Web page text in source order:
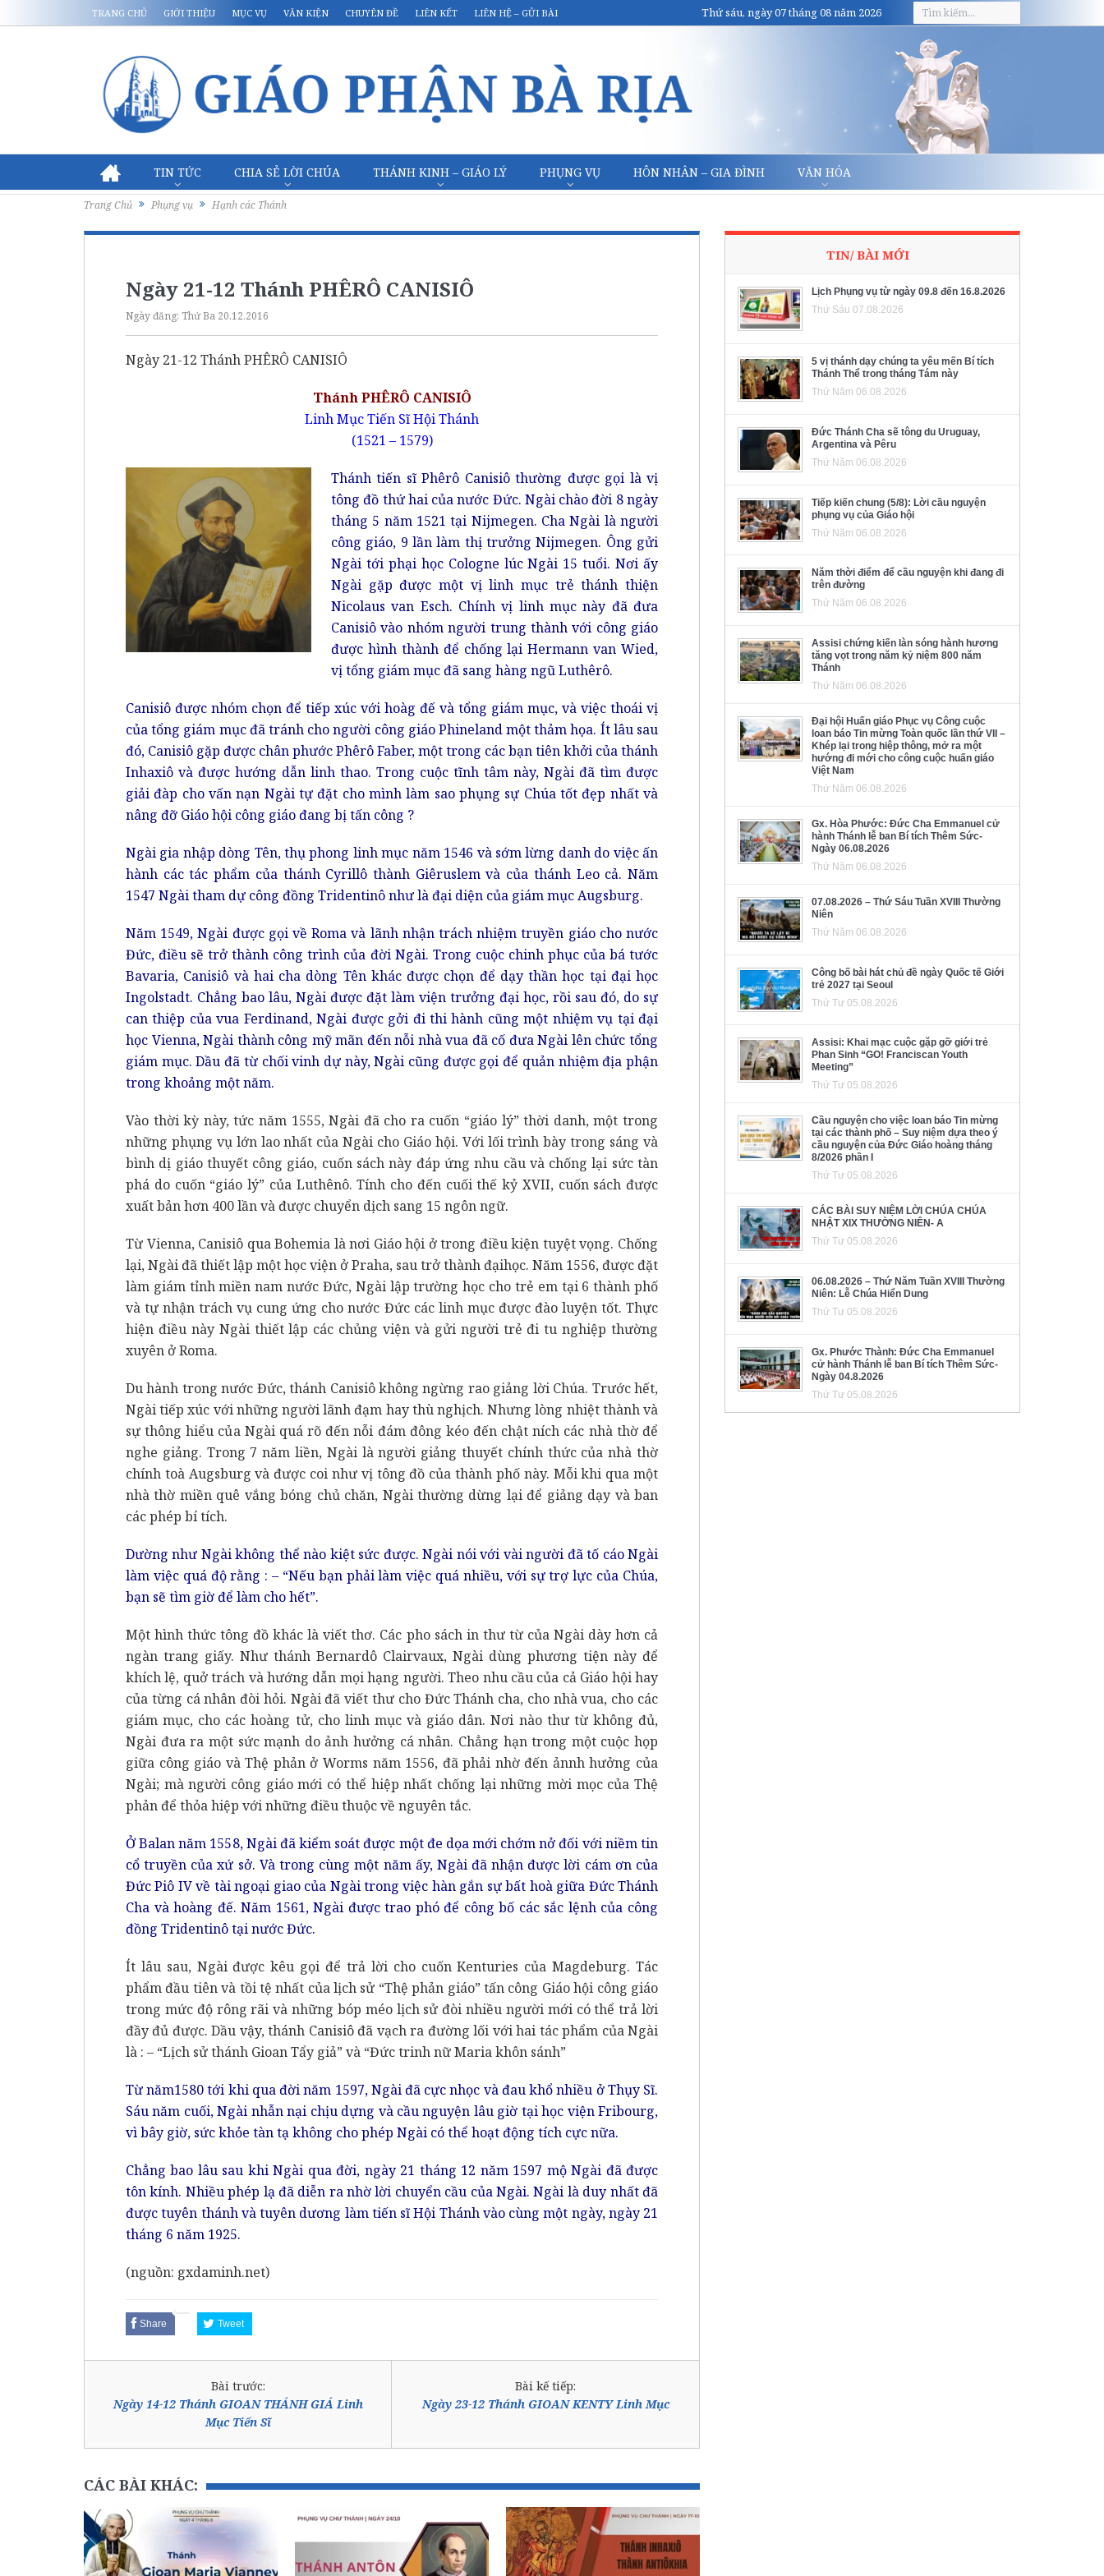
TRANG CHỦ GIỚI THIỆU MỤC VỤ VĂN KIỆN CHUYÊN ĐỀ LIÊN KẾT LIÊN HỆ – GỬI BÀI Thứ sáu, ngày 07 tháng 08 năm 2026
TIN TỨC CHIA SẺ LỜI CHÚA THÁNH KINH – GIÁO LÝ PHỤNG VỤ HÔN NHÂN – GIA ĐÌNH VĂN HÓA
Trang Chủ Phụng vụ Hạnh các Thánh
Ngày 21-12 Thánh PHÊRÔ CANISIÔ
Ngày đăng: Thứ Ba 20.12.2016
Ngày 21-12 Thánh PHÊRÔ CANISIÔ
Thánh PHÊRÔ CANISIÔ
Linh Mục Tiến Sĩ Hội Thánh
(1521 – 1579)
Thánh tiến sĩ Phêrô Canisiô thường được gọi là vị
tông đồ thứ hai của nước Đức. Ngài chào đời 8 ngày
tháng 5 năm 1521 tại Nijmegen. Cha Ngài là người
công giáo, 9 lần làm thị trưởng Nijmegen. Ông gửi
Ngài tới phại học Cologne lúc Ngài 15 tuổi. Nơi ấy
Ngài gặp được một vị linh mục trẻ thánh thiện
Nicolaus van Esch. Chính vị linh mục này đã đưa
Canisiô vào nhóm người trung thành với công giáo
được hình thành để chống lại Hermann van Wied,
vị tổng giám mục đã sang hàng ngũ Luthêrô.
Canisiô được nhóm chọn để tiếp xúc với hoàg đế và tổng giám mục, và việc thoái vị
của tổng giám mục đã tránh cho người công giáo Phineland một thảm họa. Ít lâu sau
đó, Canisiô gặp được chân phước Phêrô Faber, một trong các bạn tiên khởi của thánh
Inhaxiô và được hướng dẫn linh thao. Trong cuộc tĩnh tâm này, Ngài đã tìm được
giải đàp cho vấn nạn Ngài tự đặt cho mình làm sao phụng sự Chúa tốt đẹp nhất và
nâng đỡ Giáo hội công giáo đang bị tấn công ?
Ngài gia nhập dòng Tên, thụ phong linh mục năm 1546 và sớm lừng danh do việc ấn
hành các tác phẩm của thánh Cyrillô thành Giêruslem và của thánh Leo cả. Năm
1547 Ngài tham dự công đồng Tridentinô như là đại diện của giám mục Augsburg.
Năm 1549, Ngài được gọi về Roma và lãnh nhận trách nhiệm truyền giáo cho nước
Đức, điều sẽ trở thành công trình của đời Ngài. Trong cuộc chinh phục của bá tước
Bavaria, Canisiô và hai cha dòng Tên khác được chọn để dạy thần học tại đại học
Ingolstadt. Chẳng bao lâu, Ngài được đặt làm viện trưởng đại học, rồi sau đó, do sự
can thiệp của vua Ferdinand, Ngài được gởi đi thi hành cũng một nhiệm vụ tại đại
học Vienna, Ngài thành công mỹ mãn đến nỗi nhà vua đã cố đưa Ngài lên chức tổng
giám mục. Dầu đã từ chối vinh dự này, Ngài cũng được gọi để quản nhiệm địa phận
trong khoảng một năm.
Vào thời kỳ này, tức năm 1555, Ngài đã cho ra cuốn “giáo lý” thời danh, một trong
những phụng vụ lớn lao nhất của Ngài cho Giáo hội. Với lối trình bày trong sáng và
bình dị giáo thuyết công giáo, cuốn sách này đáp ứng nhu cầu và chống lại sức tàn
phá do cuốn “giáo lý” của Luthênô. Tính cho đến cuối thế kỷ XVII, cuốn sách được
xuất bản hơn 400 lần và được chuyển dịch sang 15 ngôn ngữ.
Từ Vienna, Canisiô qua Bohemia là nơi Giáo hội ở trong điều kiện tuyệt vọng. Chống
lại, Ngài đã thiết lập một học viện ở Praha, sau trở thành đạihọc. Năm 1556, được đặt
làm giám tỉnh miền nam nước Đức, Ngài lập trường học cho trẻ em tại 6 thành phố
và tự nhận trách vụ cung ứng cho nước Đức các linh mục được đào luyện tốt. Thực
hiện điều này Ngài thiết lập các chủng viện và gửi người trẻ đi tu nghiệp thường
xuyên ở Roma.
Du hành trong nước Đức, thánh Canisiô không ngừng rao giảng lời Chúa. Trước hết,
Ngài tiếp xúc với những người lãnh đạm hay thù nghịch. Nhưng lòng nhiệt thành và
sự thông hiểu của Ngài quá rõ đến nỗi đám đông kéo đến chật ních các nhà thờ để
nghe giảng. Trong 7 năm liền, Ngài là người giảng thuyết chính thức của nhà thờ
chính toà Augsburg và được coi như vị tông đồ của thành phố này. Mỗi khi qua một
nhà thờ miền quê vắng bóng chủ chăn, Ngài thường dừng lại để giảng dạy và ban
các phép bí tích.
Dường như Ngài không thể nào kiệt sức được. Ngài nói với vài người đã tố cáo Ngài
làm việc quá độ rằng : – “Nếu bạn phải làm việc quá nhiều, với sự trợ lực của Chúa,
bạn sẽ tìm giờ để làm cho hết”.
Một hình thức tông đồ khác là viết thơ. Các pho sách in thư từ của Ngài dày hơn cả
ngàn trang giấy. Như thánh Bernardô Clairvaux, Ngài dùng phương tiện này để
khích lệ, quở trách và hướng dẫn mọi hạng người. Theo nhu cầu của cả Giáo hội hay
của từng cá nhân đòi hỏi. Ngài đã viết thư cho Đức Thánh cha, cho nhà vua, cho các
giám mục, cho các hoàng tử, cho linh mục và giáo dân. Nơi nào thư từ không đủ,
Ngài đưa ra một sức mạnh do ảnh hưởng cá nhân. Chẳng hạn trong một cuộc họp
giữa công giáo và Thệ phản ở Worms năm 1556, đã phải nhờ đến ảnnh hưởng của
Ngài; mà người công giáo mới có thể hiệp nhất chống lại những mời mọc của Thệ
phản để thỏa hiệp với những điều thuộc về nguyên tắc.
Ở Balan năm 1558, Ngài đã kiểm soát được một đe dọa mới chớm nở đối với niềm tin
cổ truyền của xứ sở. Và trong cùng một năm ấy, Ngài đã nhận được lời cám ơn của
Đức Piô IV về tài ngoại giao của Ngài trong việc hàn gắn sự bất hoà giữa Đức Thánh
Cha và hoàng đế. Năm 1561, Ngài được trao phó để công bố các sắc lệnh của công
đồng Tridentinô tại nước Đức.
Ít lâu sau, Ngài được kêu gọi để trả lời cho cuốn Kenturies của Magdeburg. Tác
phẩm đầu tiên và tồi tệ nhất của lịch sử “Thệ phản giáo” tấn công Giáo hội công giáo
trong mức độ rông rãi và những bóp méo lịch sử đòi nhiều người mới có thể trả lời
đầy đủ được. Dầu vậy, thánh Canisiô đã vạch ra đường lối với hai tác phẩm của Ngài
là : – “Lịch sử thánh Gioan Tẩy giả” và “Đức trinh nữ Maria khôn sánh”
Từ năm1580 tới khi qua đời năm 1597, Ngài đã cực nhọc và đau khổ nhiều ở Thụy Sĩ.
Sáu năm cuối, Ngài nhẫn nại chịu dựng và cầu nguyện lâu giờ tại học viện Fribourg,
vì bây giờ, sức khỏe tàn tạ không cho phép Ngài có thể hoạt động tích cực nữa.
Chẳng bao lâu sau khi Ngài qua đời, ngày 21 tháng 12 năm 1597 mộ Ngài đã được
tôn kính. Nhiều phép lạ đã diễn ra nhờ lời chuyển cầu của Ngài. Ngài là duy nhất đã
được tuyên thánh và tuyên dương làm tiến sĩ Hội Thánh vào cùng một ngày, ngày 21
tháng 6 năm 1925.
(nguồn: gxdaminh.net)
Share Tweet
Bài trước:
Ngày 14-12 Thánh GIOAN THÁNH GIÁ Linh
Mục Tiến Sĩ
Bài kế tiếp:
Ngày 23-12 Thánh GIOAN KENTY Linh Mục
CÁC BÀI KHÁC:
TIN/ BÀI MỚI
Lịch Phụng vụ từ ngày 09.8 đến 16.8.2026
Thứ Sáu 07.08.2026
5 vị thánh dạy chúng ta yêu mến Bí tích
Thánh Thể trong tháng Tám này
Thứ Năm 06.08.2026
Đức Thánh Cha sẽ tông du Uruguay,
Argentina và Pêru
Thứ Năm 06.08.2026
Tiếp kiến chung (5/8): Lời cầu nguyện
phụng vụ của Giáo hội
Thứ Năm 06.08.2026
Năm thời điểm để cầu nguyện khi đang đi
trên đường
Thứ Năm 06.08.2026
Assisi chứng kiến làn sóng hành hương
tăng vọt trong năm kỷ niệm 800 năm
Thánh
Thứ Năm 06.08.2026
Đại hội Huấn giáo Phục vụ Công cuộc
loan báo Tin mừng Toàn quốc lần thứ VII –
Khép lại trong hiệp thông, mở ra một
hướng đi mới cho công cuộc huấn giáo
Việt Nam
Thứ Năm 06.08.2026
Gx. Hòa Phước: Đức Cha Emmanuel cử
hành Thánh lễ ban Bí tích Thêm Sức-
Ngày 06.08.2026
Thứ Năm 06.08.2026
07.08.2026 – Thứ Sáu Tuần XVIII Thường
Niên
Thứ Năm 06.08.2026
Công bố bài hát chủ đề ngày Quốc tế Giới
trẻ 2027 tại Seoul
Thứ Tư 05.08.2026
Assisi: Khai mạc cuộc gặp gỡ giới trẻ
Phan Sinh “GO! Franciscan Youth
Meeting”
Thứ Tư 05.08.2026
Cầu nguyện cho việc loan báo Tin mừng
tại các thành phố – Suy niệm dựa theo ý
cầu nguyện của Đức Giáo hoàng tháng
8/2026 phần I
Thứ Tư 05.08.2026
CÁC BÀI SUY NIỆM LỜI CHÚA CHÚA
NHẬT XIX THƯỜNG NIÊN- A
Thứ Tư 05.08.2026
06.08.2026 – Thứ Năm Tuần XVIII Thường
Niên: Lễ Chúa Hiển Dung
Thứ Tư 05.08.2026
Gx. Phước Thành: Đức Cha Emmanuel
cử hành Thánh lễ ban Bí tích Thêm Sức-
Ngày 04.8.2026
Thứ Tư 05.08.2026